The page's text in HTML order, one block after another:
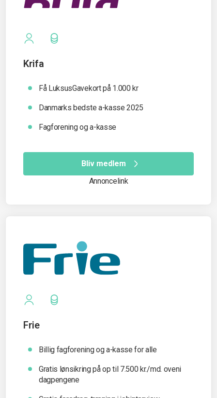
Krifa
Få LuksusGavekort på 1.000 kr
Danmarks bedste a-kasse 2025
Fagforening og a-kasse
Bliv medlem
Annoncelink
Frie
Billig fagforening og a-kasse for alle
Gratis lønsikring på op til 7.500 kr./md. oveni
dagpengene